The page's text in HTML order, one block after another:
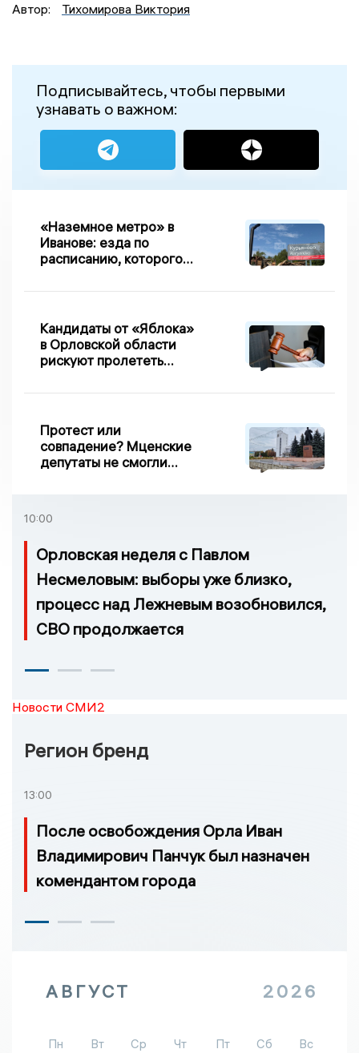
Автор:
Тихомирова Виктория
Подписывайтесь, чтобы первыми
узнавать о важном:
«Наземное метро» в
Иванове: езда по
расписанию, которого
которых нельзя доехать
Кандидаты от «Яблока»
в Орловской области
рискуют пролететь
Протест или
совпадение? Мценские
депутаты не смогли
10:00
Орловская неделя с Павлом
Несмеловым: выборы уже близко,
процесс над Лежневым возобновился,
СВО продолжается
Новости СМИ2
Регион бренд
13:00
После освобождения Орла Иван
Владимирович Панчук был назначен
комендантом города
АВГУСТ 2026
Пн Вт Ср Чт Пт Сб
Вс